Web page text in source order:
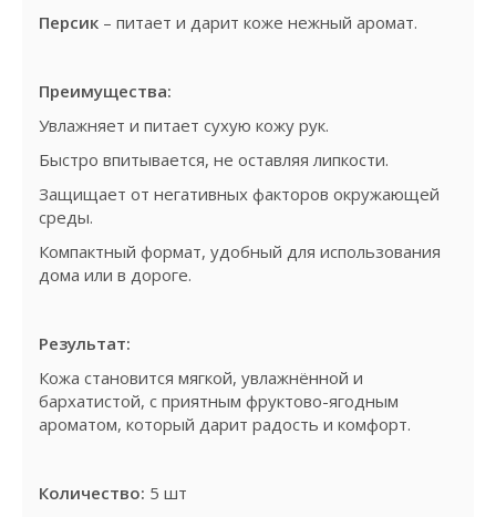
Персик – питает и дарит коже нежный аромат.
Преимущества:
Увлажняет и питает сухую кожу рук.
Быстро впитывается, не оставляя липкости.
Защищает от негативных факторов окружающей
среды.
Компактный формат, удобный для использования
дома или в дороге.
Результат:
Кожа становится мягкой, увлажнённой и
бархатистой, с приятным фруктово-ягодным
ароматом, который дарит радость и комфорт.
Количество: 5 шт